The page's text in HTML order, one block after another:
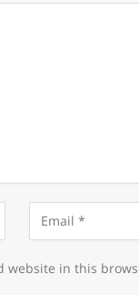
website in this